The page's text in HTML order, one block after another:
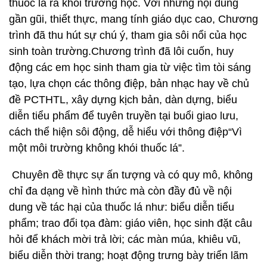
thuốc lá ra khỏi trường học. Với những nội dung
gần gũi, thiết thực, mang tính giáo dục cao, Chương
trình đã thu hút sự chú ý, tham gia sôi nổi của học
sinh toàn trường.Chương trình đã lôi cuốn, huy
động các em học sinh tham gia từ việc tìm tòi sáng
tạo, lựa chọn các thông điệp, bản nhạc hay về chủ
đề PCTHTL, xây dựng kịch bản, dàn dựng, biểu
diễn tiểu phẩm để tuyên truyền tại buổi giao lưu,
cách thể hiện sôi động, dễ hiểu với thông điệp“Vì
một môi trường không khói thuốc lá”.
Chuyên đề thực sự ấn tượng và có quy mô, không
chỉ đa dạng về hình thức mà còn đầy đủ về nội
dung về tác hại của thuốc lá như: biểu diễn tiểu
phẩm; trao đổi tọa đàm: giáo viên, học sinh đặt câu
hỏi để khách mời trả lời; các màn múa, khiêu vũ,
biểu diễn thời trang; hoạt động trưng bày triển lãm